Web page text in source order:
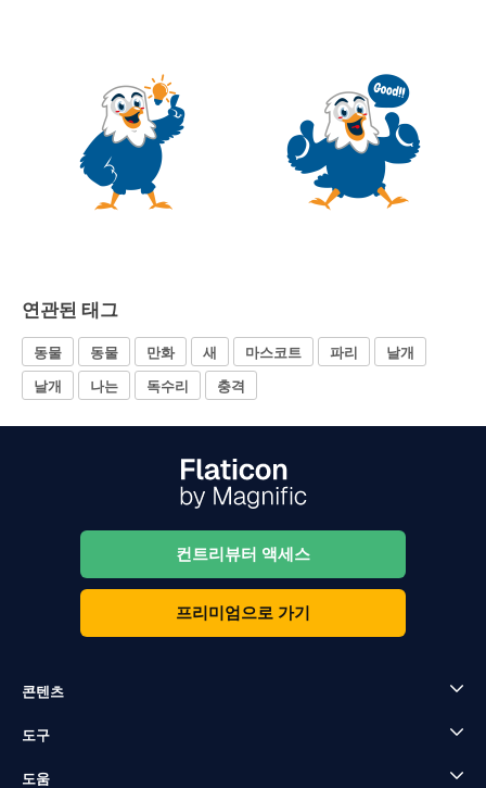
연관된 태그
동물 동물 만화 새 마스코트 파리
날개
날개
나는 독수리 충격
컨트리뷰터 액세스
프리미엄으로 가기
콘텐츠
도구
도움